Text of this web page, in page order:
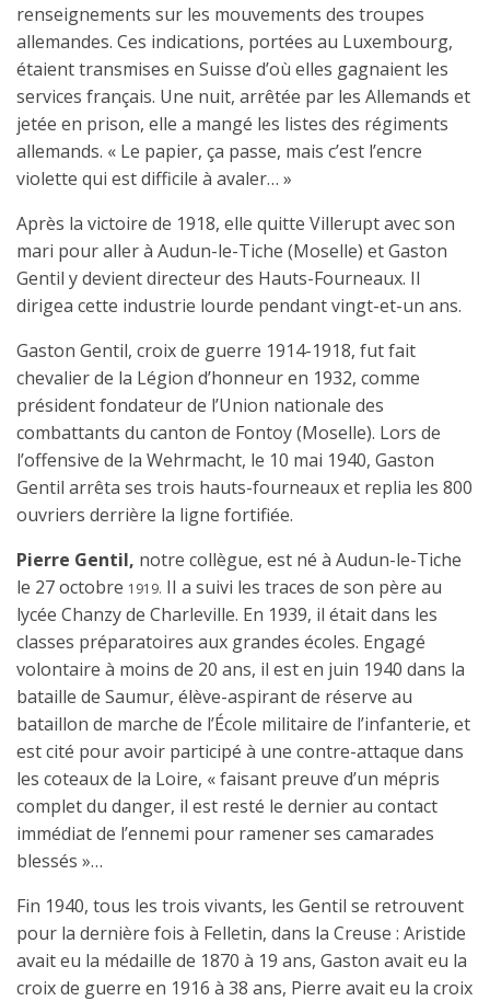
renseignements sur les mouvements des troupes
allemandes. Ces indications, portées au Luxembourg,
étaient transmises en Suisse d’où elles gagnaient les
services français. Une nuit, arrêtée par les Allemands et
jetée en prison, elle a mangé les listes des régiments
allemands. « Le papier, ça passe, mais c’est l’encre
violette qui est difficile à avaler… »
Après la victoire de 1918, elle quitte Villerupt avec son
mari pour aller à Audun-le-Tiche (Moselle) et Gaston
Gentil y devient directeur des Hauts-Fourneaux. Il
dirigea cette industrie lourde pendant vingt-et-un ans.
Gaston Gentil, croix de guerre 1914-1918, fut fait
chevalier de la Légion d’honneur en 1932, comme
président fondateur de l’Union nationale des
combattants du canton de Fontoy (Moselle). Lors de
l’offensive de la Wehrmacht, le 10 mai 1940, Gaston
Gentil arrêta ses trois hauts-fourneaux et replia les 800
ouvriers derrière la ligne fortifiée.
Pierre Gentil, notre collègue, est né à Audun-le-Tiche
le 27 octobre 1919. II a suivi les traces de son père au
lycée Chanzy de Charleville. En 1939, il était dans les
classes préparatoires aux grandes écoles. Engagé
volontaire à moins de 20 ans, il est en juin 1940 dans la
bataille de Saumur, élève-aspirant de réserve au
bataillon de marche de l’École militaire de l’infanterie, et
est cité pour avoir participé à une contre-attaque dans
les coteaux de la Loire, « faisant preuve d’un mépris
complet du danger, il est resté le dernier au contact
immédiat de l’ennemi pour ramener ses camarades
blessés »…
Fin 1940, tous les trois vivants, les Gentil se retrouvent
pour la dernière fois à Felletin, dans la Creuse : Aristide
avait eu la médaille de 1870 à 19 ans, Gaston avait eu la
croix de guerre en 1916 à 38 ans, Pierre avait eu la croix